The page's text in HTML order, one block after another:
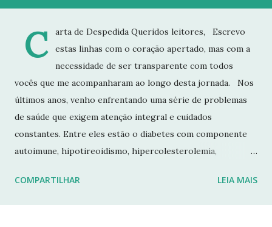
C
arta de Despedida Queridos leitores, Escrevo
estas linhas com o coração apertado, mas com a
necessidade de ser transparente com todos
vocês que me acompanharam ao longo desta jornada. Nos
últimos anos, venho enfrentando uma série de problemas
de saúde que exigem atenção integral e cuidados
constantes. Entre eles estão o diabetes com componente
autoimune, hipotireoidismo, hipercolesterolemia,
fraturas. Esses desafios têm impactado profundamente
COMPARTILHAR LEIA MAIS